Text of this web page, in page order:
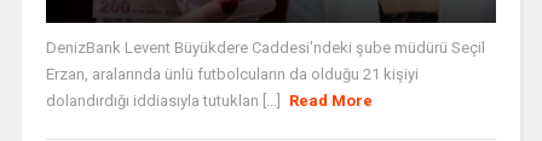
DenizBank Levent Büyükdere Caddesi'ndeki şube müdürü Seçil
Erzan, aralarında ünlü futbolcuların da olduğu 21 kişiyi
dolandırdığı iddiasıyla tutuklan [...]
Read More